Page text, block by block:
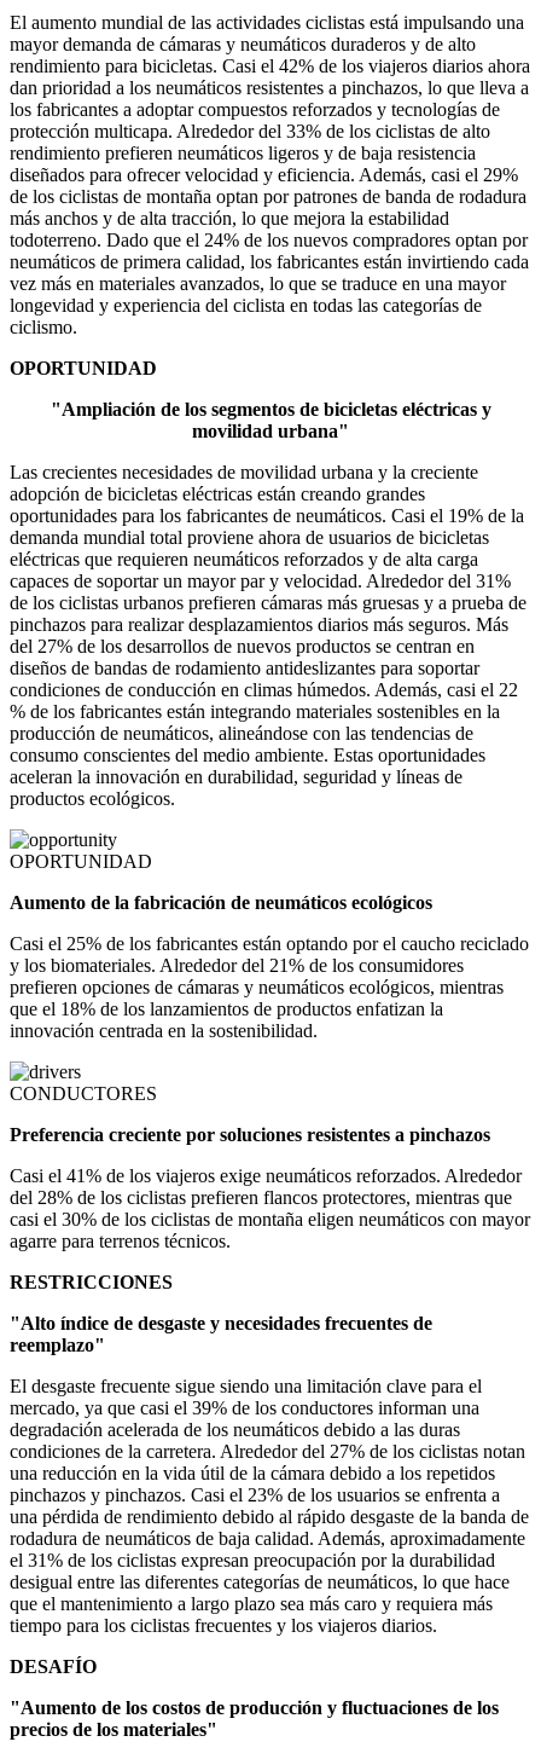
El aumento mundial de las actividades ciclistas está impulsando una
mayor demanda de cámaras y neumáticos duraderos y de alto
rendimiento para bicicletas. Casi el 42% de los viajeros diarios ahora
dan prioridad a los neumáticos resistentes a pinchazos, lo que lleva a
los fabricantes a adoptar compuestos reforzados y tecnologías de
protección multicapa. Alrededor del 33% de los ciclistas de alto
rendimiento prefieren neumáticos ligeros y de baja resistencia
diseñados para ofrecer velocidad y eficiencia. Además, casi el 29%
de los ciclistas de montaña optan por patrones de banda de rodadura
más anchos y de alta tracción, lo que mejora la estabilidad
todoterreno. Dado que el 24% de los nuevos compradores optan por
neumáticos de primera calidad, los fabricantes están invirtiendo cada
vez más en materiales avanzados, lo que se traduce en una mayor
longevidad y experiencia del ciclista en todas las categorías de
ciclismo.
OPORTUNIDAD
"Ampliación de los segmentos de bicicletas eléctricas y
movilidad urbana"
Las crecientes necesidades de movilidad urbana y la creciente
adopción de bicicletas eléctricas están creando grandes
oportunidades para los fabricantes de neumáticos. Casi el 19% de la
demanda mundial total proviene ahora de usuarios de bicicletas
eléctricas que requieren neumáticos reforzados y de alta carga
capaces de soportar un mayor par y velocidad. Alrededor del 31%
de los ciclistas urbanos prefieren cámaras más gruesas y a prueba de
pinchazos para realizar desplazamientos diarios más seguros. Más
del 27% de los desarrollos de nuevos productos se centran en
diseños de bandas de rodamiento antideslizantes para soportar
condiciones de conducción en climas húmedos. Además, casi el 22
% de los fabricantes están integrando materiales sostenibles en la
producción de neumáticos, alineándose con las tendencias de
consumo conscientes del medio ambiente. Estas oportunidades
aceleran la innovación en durabilidad, seguridad y líneas de
productos ecológicos.
OPORTUNIDAD
Aumento de la fabricación de neumáticos ecológicos
Casi el 25% de los fabricantes están optando por el caucho reciclado
y los biomateriales. Alrededor del 21% de los consumidores
prefieren opciones de cámaras y neumáticos ecológicos, mientras
que el 18% de los lanzamientos de productos enfatizan la
innovación centrada en la sostenibilidad.
CONDUCTORES
Preferencia creciente por soluciones resistentes a pinchazos
Casi el 41% de los viajeros exige neumáticos reforzados. Alrededor
del 28% de los ciclistas prefieren flancos protectores, mientras que
casi el 30% de los ciclistas de montaña eligen neumáticos con mayor
agarre para terrenos técnicos.
RESTRICCIONES
"Alto índice de desgaste y necesidades frecuentes de
reemplazo"
El desgaste frecuente sigue siendo una limitación clave para el
mercado, ya que casi el 39% de los conductores informan una
degradación acelerada de los neumáticos debido a las duras
condiciones de la carretera. Alrededor del 27% de los ciclistas notan
una reducción en la vida útil de la cámara debido a los repetidos
pinchazos y pinchazos. Casi el 23% de los usuarios se enfrenta a
una pérdida de rendimiento debido al rápido desgaste de la banda de
rodadura de neumáticos de baja calidad. Además, aproximadamente
el 31% de los ciclistas expresan preocupación por la durabilidad
desigual entre las diferentes categorías de neumáticos, lo que hace
que el mantenimiento a largo plazo sea más caro y requiera más
tiempo para los ciclistas frecuentes y los viajeros diarios.
DESAFÍO
"Aumento de los costos de producción y fluctuaciones de los
precios de los materiales"